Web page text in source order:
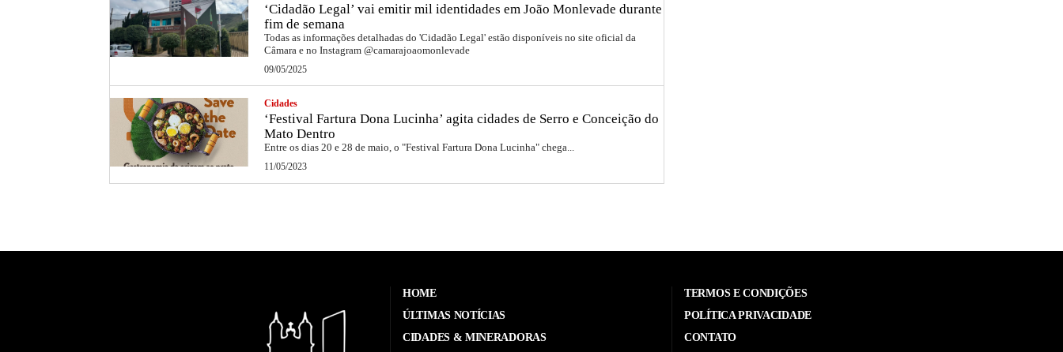
‘Cidadão Legal’ vai emitir mil identidades em João Monlevade durante
fim de semana
Todas as informações detalhadas do 'Cidadão Legal' estão disponíveis no site oficial da
Câmara e no Instagram @camarajoaomonlevade
09/05/2025
Cidades
‘Festival Fartura Dona Lucinha’ agita cidades de Serro e Conceição do
Mato Dentro
Entre os dias 20 e 28 de maio, o "Festival Fartura Dona Lucinha" chega...
11/05/2023
HOME
ÚLTIMAS NOTÍCIAS
CIDADES & MINERADORAS
TERMOS E CONDIÇÕES
POLÍTICA PRIVACIDADE
CONTATO